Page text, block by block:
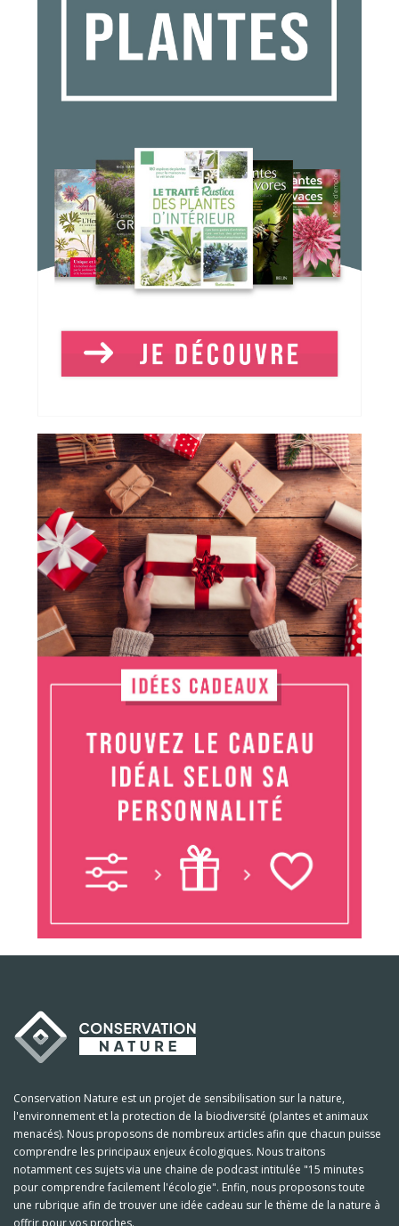
Conservation Nature est un projet de sensibilisation sur la nature,
l'environnement et la protection de la biodiversité (plantes et animaux
menacés). Nous proposons de nombreux articles afin que chacun puisse
comprendre les principaux enjeux écologiques. Nous traitons
notamment ces sujets via une chaine de podcast intitulée "15 minutes
pour comprendre facilement l'écologie". Enfin, nous proposons toute
une rubrique afin de trouver une idée cadeau sur le thème de la nature à
offrir pour vos proches.